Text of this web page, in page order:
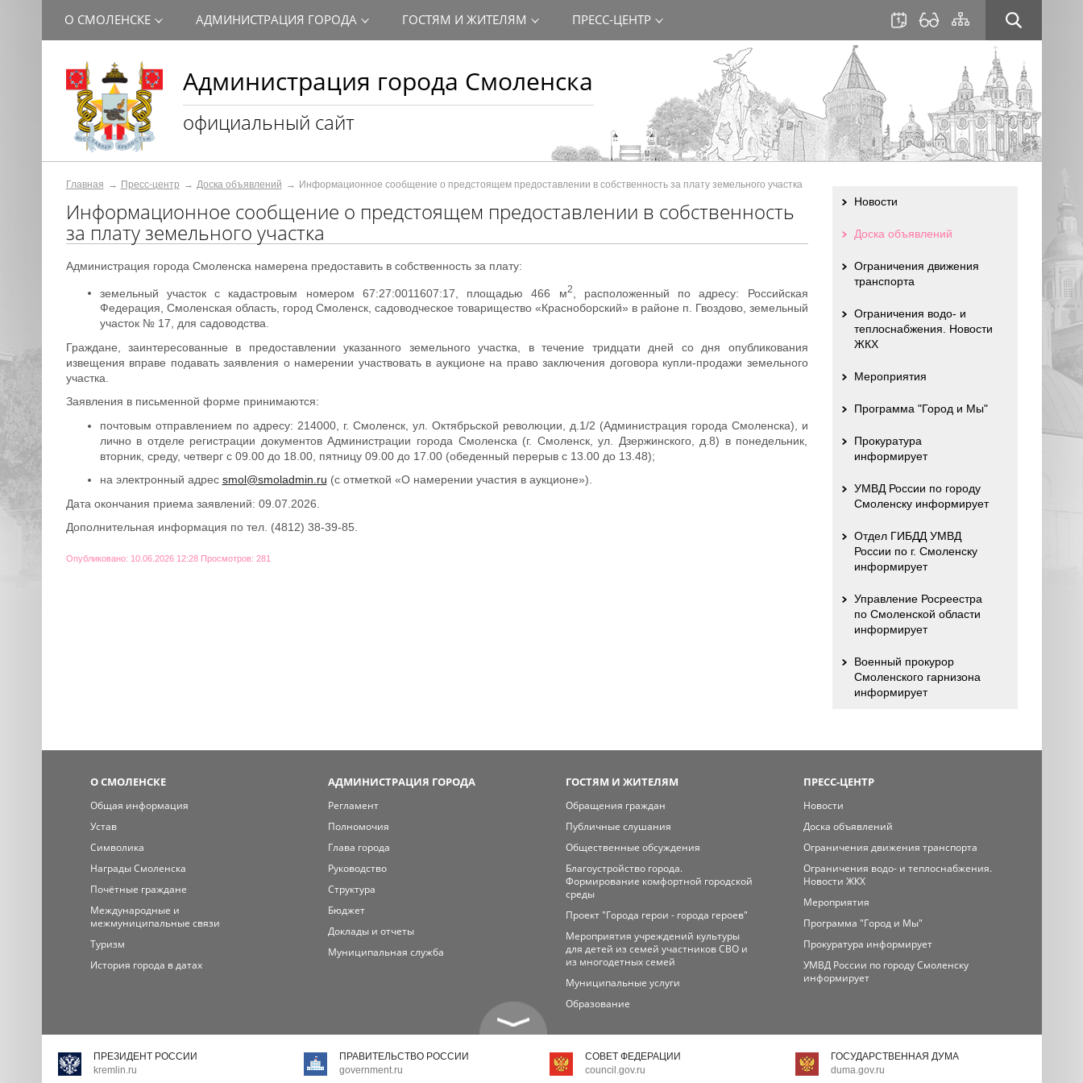
Администрация города Смоленска
официальный сайт
О СМОЛЕНСКЕ АДМИНИСТРАЦИЯ ГОРОДА ГОСТЯМ И ЖИТЕЛЯМ ПРЕСС-ЦЕНТР
Главная Пресс-центр Доска объявлений Информационное сообщение о предстоящем предоставлении в собственность за плату земельного участка
Информационное сообщение о предстоящем предоставлении в собственность
за плату земельного участка
Администрация города Смоленска намерена предоставить в собственность за плату:
земельный участок с кадастровым номером 67:27:0011607:17, площадью 466 м2
, расположенный по адресу: Российская
Федерация, Смоленская область, город Смоленск, садоводческое товарищество «Красноборский» в районе п. Гвоздово, земельный
участок № 17, для садоводства.
Граждане, заинтересованные в предоставлении указанного земельного участка, в течение тридцати дней со дня опубликования
извещения вправе подавать заявления о намерении участвовать в аукционе на право заключения договора купли-продажи земельного
участка.
Заявления в письменной форме принимаются:
почтовым отправлением по адресу: 214000, г. Смоленск, ул. Октябрьской революции, д.1/2 (Администрация города Смоленска), и
лично в отделе регистрации документов Администрации города Смоленска (г. Смоленск, ул. Дзержинского, д.8) в понедельник,
вторник, среду, четверг с 09.00 до 18.00, пятницу 09.00 до 17.00 (обеденный перерыв с 13.00 до 13.48);
на электронный адрес smol@smoladmin.ru (с отметкой «О намерении участия в аукционе»).
Дата окончания приема заявлений: 09.07.2026.
Дополнительная информация по тел. (4812) 38-39-85.
Опубликовано: 10.06.2026 12:28 Просмотров: 281
Новости
Доска объявлений
Ограничения движения
транспорта
Ограничения водо- и
теплоснабжения. Новости
ЖКХ
Мероприятия
Программа "Город и Мы"
Прокуратура
информирует
УМВД России по городу
Смоленску информирует
Отдел ГИБДД УМВД
России по г. Смоленску
информирует
Управление Росреестра
по Смоленской области
информирует
Военный прокурор
Смоленского гарнизона
информирует
О СМОЛЕНСКЕ
Общая информация
Устав
Символика
Награды Смоленска
Почётные граждане
Международные и
межмуниципальные связи
Туризм
История города в датах
АДМИНИСТРАЦИЯ ГОРОДА
Регламент
Полномочия
Глава города
Руководство
Структура
Бюджет
Доклады и отчеты
Муниципальная служба
ГОСТЯМ И ЖИТЕЛЯМ
Обращения граждан
Публичные слушания
Общественные обсуждения
Благоустройство города.
Формирование комфортной городской
среды
Проект "Города герои - города героев"
Мероприятия учреждений культуры
для детей из семей участников СВО и
из многодетных семей
Муниципальные услуги
Образование
ПРЕСС-ЦЕНТР
Новости
Доска объявлений
Ограничения движения транспорта
Ограничения водо- и теплоснабжения.
Новости ЖКХ
Мероприятия
Программа "Город и Мы"
Прокуратура информирует
УМВД России по городу Смоленску
информирует
ПРЕЗИДЕНТ РОССИИ
kremlin.ru
ПРАВИТЕЛЬСТВО РОССИИ
government.ru
СОВЕТ ФЕДЕРАЦИИ
council.gov.ru
ГОСУДАРСТВЕННАЯ ДУМА
duma.gov.ru